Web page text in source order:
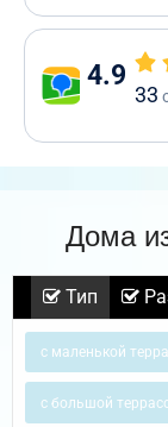
4.9
33
Дома
Тип
с маленькой
с большой